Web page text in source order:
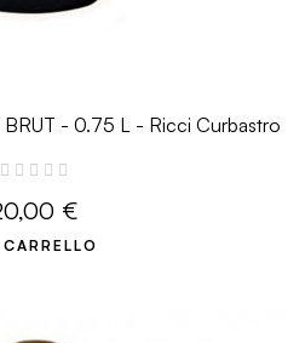
- 0.75 L - Ricci Curbastro
€
CARRELLO